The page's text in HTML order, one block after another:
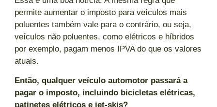
permite aumentar o imposto para veículos mais
poluentes também vale para o contrário, ou seja,
veículos não poluentes, como elétricos e híbridos
por exemplo, pagam menos IPVA do que os valores
atuais.
Então, qualquer veículo automotor passará a
pagar o imposto, incluindo bicicletas elétricas,
patinetes elétricos e jet-skis?